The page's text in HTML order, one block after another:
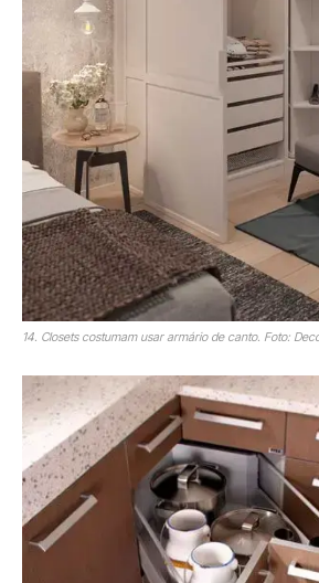
14. Closets costumam usar armário de canto. Foto: